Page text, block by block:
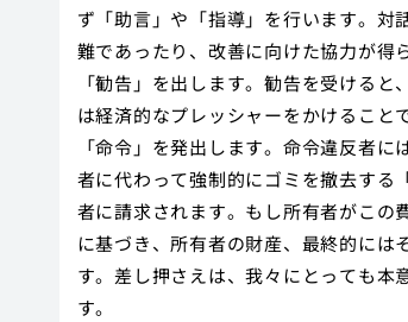
ず「助言」や「指導」を行います。対
難であったり、改善に向けた協力が得
「勧告」を出します。勧告を受ける
は経済的なプレッシャーをかけること
「命令」を発出します。命令違反者
者に代わって強制的にゴミを撤去する
者に請求されます。もし所有者がこの
に基づき、所有者の財産、最終的には
す。差し押さえは、我々にとっても本
す。